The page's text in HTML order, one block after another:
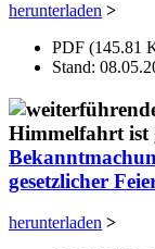
herunterladen >
PDF (145.81
Stand:
gesetzlicher
herunterladen >